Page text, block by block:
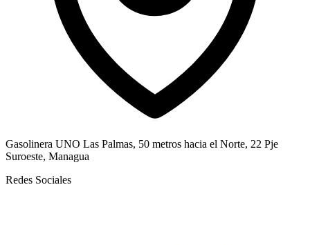
Gasolinera UNO Las Palmas, 50 metros hacia el Norte, 22 Pje
Suroeste, Managua
Redes Sociales